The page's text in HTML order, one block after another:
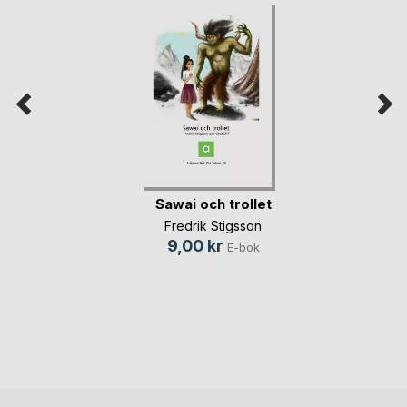
Sawai och trollet
Fredrik Stigsson
9,00 kr E-bok